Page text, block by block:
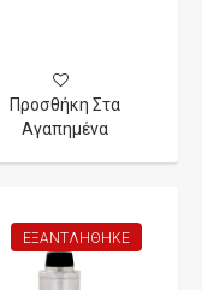
Προσθήκη Στα
Αγαπημένα
ΕΞΑΝΤΛΉΘΗΚΕ